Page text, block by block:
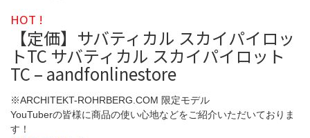
HOT !
【定価】サバティカル スカイパイロッ
トTC サバティカル スカイパイロット
TC – aandfonlinestore
※ARCHITEKT-ROHRBERG.COM 限定モデル
YouTuberの皆様に商品の使い心地などをご紹介いただいておりま
す！